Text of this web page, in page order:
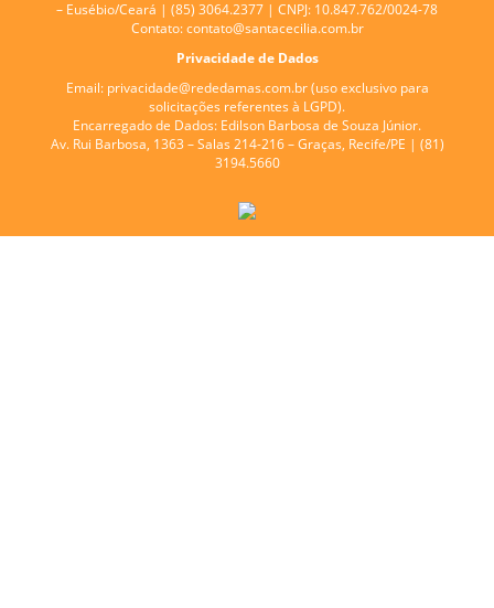
– Eusébio/Ceará | (85) 3064.2377 | CNPJ: 10.847.762/0024-78
Contato: contato@santacecilia.com.br
Privacidade de Dados
Email: privacidade@rededamas.com.br(uso exclusivo para
solicitações referentes à LGPD).
Encarregado de Dados: Edilson Barbosa de Souza Júnior.
Av. Rui Barbosa, 1363 – Salas 214-216 – Graças, Recife/PE | (81)
3194.5660